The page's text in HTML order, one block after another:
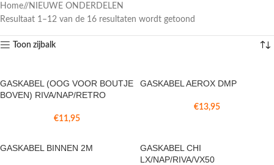
Home/ NIEUWE ONDERDELEN
Resultaat 1–12 van de 16 resultaten wordt getoond
Toon zijbalk
GASKABEL (OOG VOOR BOUTJE
BOVEN) RIVA/NAP/RETRO
€11,95
GASKABEL AEROX DMP
€13,95
GASKABEL BINNEN 2M
GASKABEL CHI
LX/NAP/RIVA/VX50